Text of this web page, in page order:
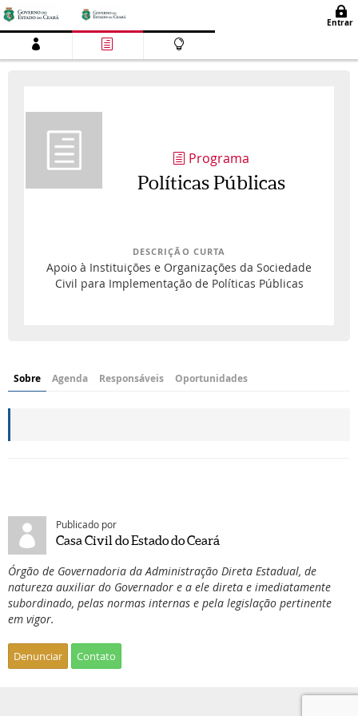
Programa
Políticas Públicas
DESCRIÇÃO CURTA
Apoio à Instituições e Organizações da Sociedade
Civil para Implementação de Políticas Públicas
Sobre Agenda Responsáveis Oportunidades
Publicado por
Casa Civil do Estado do Ceará
Órgão de Governadoria da Administração Direta Estadual, de
natureza auxiliar do Governador e a ele direta e imediatamente
subordinado, pelas normas internas e pela legislação pertinente
em vigor.
Denunciar Contato